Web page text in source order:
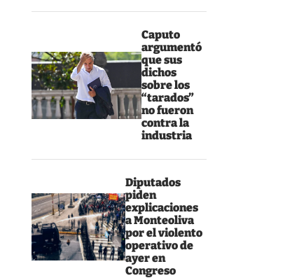
Caputo
argumentó
que sus
dichos
sobre los
“tarados”
no fueron
contra la
industria
Diputados
piden
explicaciones
a Monteoliva
por el violento
operativo de
ayer en
Congreso